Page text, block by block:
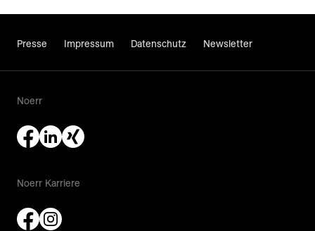
Presse Impressum Datenschutz Newsletter
Noerr
Noerr Karriere